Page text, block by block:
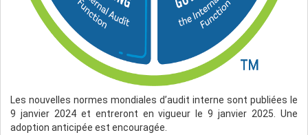
Les nouvelles normes mondiales d’audit interne sont publiées le
9 janvier 2024 et entreront en vigueur le 9 janvier 2025. Une
adoption anticipée est encouragée.